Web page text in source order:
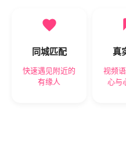
同城匹配
快速遇见附近的
有缘人
真
视频
心与